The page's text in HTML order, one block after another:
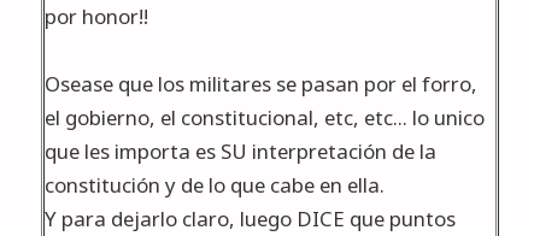
por honor!!
Osease que los militares se pasan por el forro,
el gobierno, el constitucional, etc, etc... lo unico
que les importa es SU interpretación de la
constitución y de lo que cabe en ella.
Y para dejarlo claro, luego DICE que puntos